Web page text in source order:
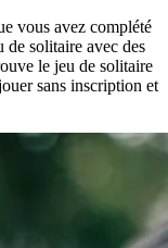
vous avez complété
de solitaire avec des
le jeu de solitaire
sans inscription et